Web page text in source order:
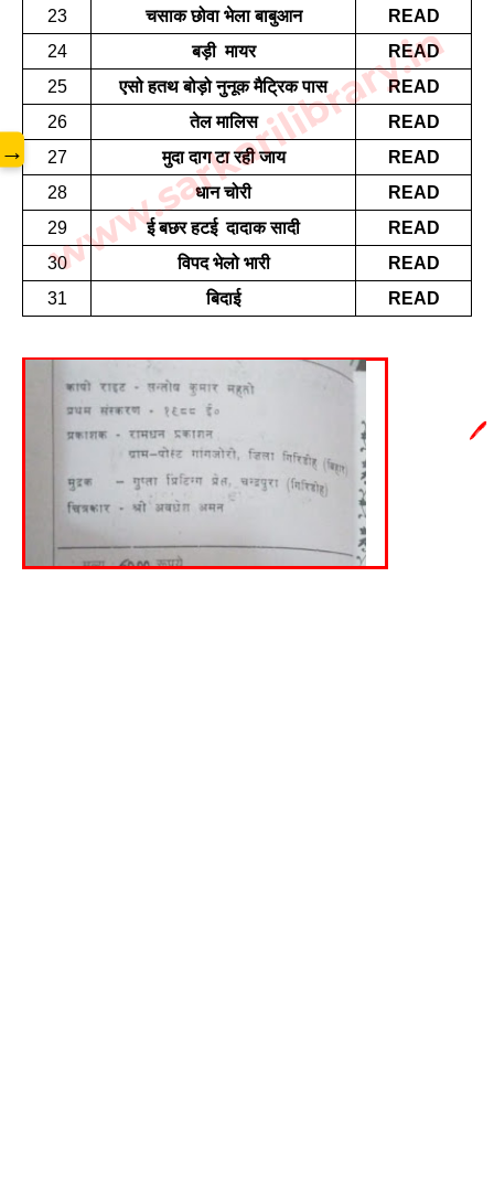
23 चसाक छोवा भेला बाबुआन
READ
24
बड़ी  मायर
READ
25
एसो हतथ बोड़ो नुनूक मैट्रिक पास
READ
26
तेल मालिस
READ
27
मुदा दाग टा रही जाय
READ
28
धान चोरी
READ
29
ई बछर हटई  दादाक सादी
READ
30
विपद भेलो भारी
READ
31
बिदाई READ
www.sarkarilibrary.in
→
🖊️